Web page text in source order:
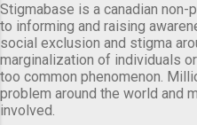
Stigmabase is a canadian
to informing and raising
social exclusion and stigma
marginalization of individuals
too common phenomenon.
problem around the world and
involved.